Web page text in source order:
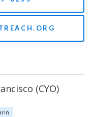
(CYO)